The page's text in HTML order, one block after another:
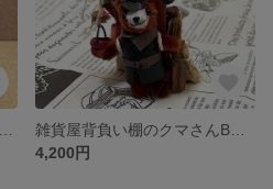
4,200円